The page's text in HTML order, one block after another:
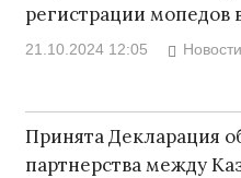
регистрации мопедов
21.10.2024 12:05 Новости
Принята Декларация
партнерства между